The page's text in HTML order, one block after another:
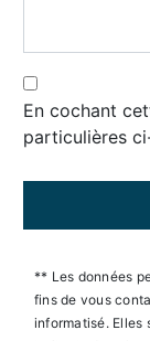
En cochant
particulières
** Les données
fins de vous
informatisé. Elles